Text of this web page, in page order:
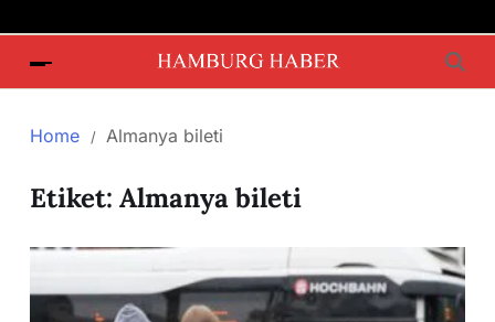
Home Almanya bileti
Etiket: Almanya bileti